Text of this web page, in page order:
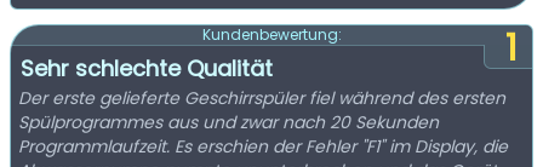
1
Kundenbewertung:
Sehr schlechte Qualität
Der erste gelieferte Geschirrspüler fiel während des ersten
Spülprogrammes aus und zwar nach 20 Sekunden
Programmlaufzeit. Es erschien der Fehler "F1" im Display, die